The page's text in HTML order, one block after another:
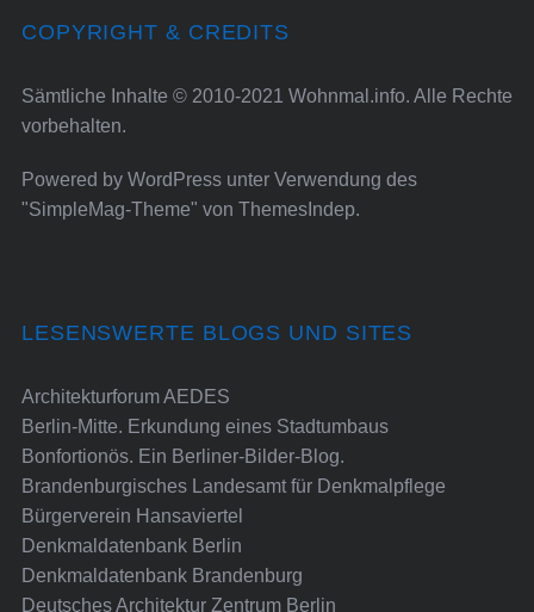
COPYRIGHT & CREDITS
Sämtliche Inhalte © 2010-2021 Wohnmal.info. Alle Rechte
vorbehalten.
Powered by WordPressunter Verwendung des
"SimpleMag-Theme" von ThemesIndep.
LESENSWERTE BLOGS UND SITES
Architekturforum AEDES
Berlin-Mitte. Erkundung eines Stadtumbaus
Bonfortionös. Ein Berliner-Bilder-Blog.
Brandenburgisches Landesamt für Denkmalpflege
Bürgerverein Hansaviertel
Denkmaldatenbank Berlin
Denkmaldatenbank Brandenburg
Deutsches Architektur Zentrum Berlin